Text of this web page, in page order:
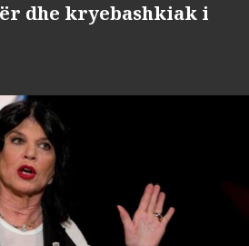
dhe kryebashkiak i